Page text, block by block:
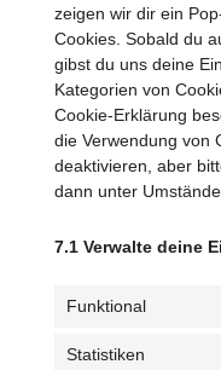
zeigen wir dir ein
Cookies. Sobald du
gibst du uns deine
Kategorien von
Cookie-Erklärung
die Verwendung von
deaktivieren, aber
dann unter
7.1 Verwalte deine
Funktional
Statistiken